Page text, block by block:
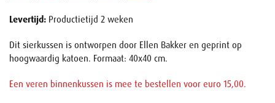
Levertijd: Productietijd 2 weken
Dit sierkussen is ontworpen door Ellen Bakker en geprint op
hoogwaardig katoen. Formaat: 40x40 cm.
Een veren binnenkussen is mee te bestellen voor euro 15,00.